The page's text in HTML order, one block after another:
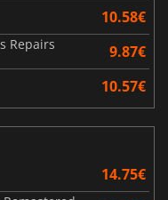
10.58€
Repairs 9.87€
10.57€
14.75€